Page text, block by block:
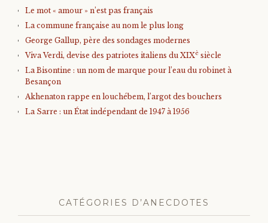
Le mot « amour » n’est pas français
La commune française au nom le plus long
George Gallup, père des sondages modernes
Viva Verdi, devise des patriotes italiens du XIXè siècle
La Bisontine : un nom de marque pour l’eau du robinet à
Besançon
Akhenaton rappe en louchébem, l’argot des bouchers
La Sarre : un État indépendant de 1947 à 1956
CATÉGORIES D’ANECDOTES